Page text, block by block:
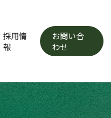
採用情
報
お問い合
わせ